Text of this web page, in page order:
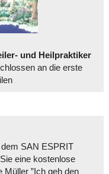
und Heilpraktiker
an die erste
SAN ESPRIT
eine kostenlose
Müller ”Ich geh den